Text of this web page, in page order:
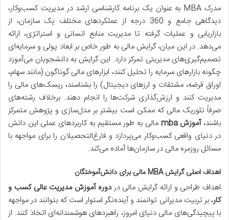
مدرک MBA به عنوان یک برنامه کارشناسی ارشد در مدیریت کسب‌وکار،
دیدگاهی جامع و 360 درجه از عملکردهای مختلف یک سازمان، از
بازاریابی و عملیات گرفته تا مدیریت منابع انسانی و استراتژی، ارائه
می‌دهد. در این میان، گرایش مالی به طور خاص بر ابعاد پولی و سرمایه‌ای
تصمیم‌گیری‌های مدیریتی تمرکز دارد. این گرایش به دانشجویان می‌آموزد
چگونه بازارهای سرمایه را تحلیل کنند، ابزارهای مالی گوناگون (مانند سهام،
اوراق قرضه، مشتقات و ارزهای دیجیتال) را بشناسند، ریسک‌های مالی را
مدیریت کنند و ارزش‌گذاری شرکت‌ها را انجام دهند. برخلاف رشته‌های
صرفاً تئوریک مالی که ممکن است بیشتر بر مدل‌سازی و پژوهش متمرکز
باشند، آموزش mba
مالی به طور مستقیم به کاربردهای عملی این دانش
در دنیای واقعی کسب‌وکار می‌پردازد و فارغ‌التحصیلان را برای مواجهه با
مسائل روزمره مالی در سازمان‌ها آماده می‌کند.
اهداف اصلی گرایش MBA مالی برای دانش‌آموختگان
اهداف طراحی و ارائه گرایش مالی در دوره آموزش مدیریت عالی کسب و
کار، بر تربیت مدیرانی توانمند و آینده‌نگر استوار است که بتوانند در مواجهه
با پیچیدگی‌های مالی دنیای امروز، راهبردهای هوشمندانه‌ای اتخاذ کنند. از